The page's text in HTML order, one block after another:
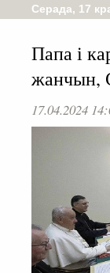
Серада, 17
Папа і
жанчын,
17.04.2024